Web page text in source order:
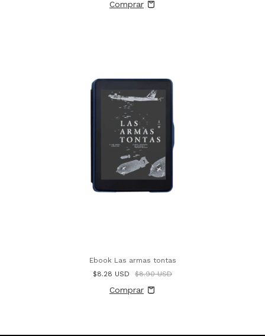
Ebook Las armas tontas
$8.28 USD
$8.90 USD